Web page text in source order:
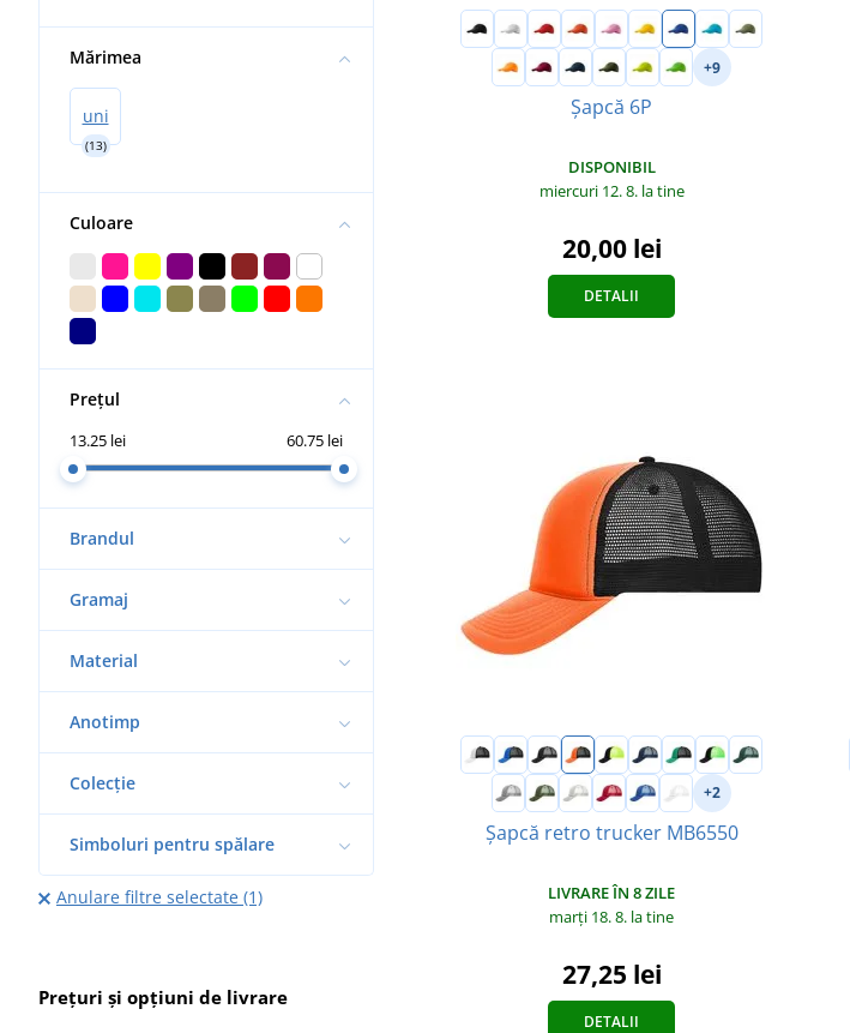
Mărimea
uni
(13)
Culoare
Prețul
13.25 lei 60.75 lei
Brandul
Gramaj
Material
Anotimp
Colecție
Simboluri pentru spălare
Anulare filtre selectate (1)
Prețuri și opțiuni de livrare
+9
Șapcă 6P
DISPONIBIL
miercuri 12. 8. la tine
20,00 lei
DETALII
+2
Șapcă retro trucker MB6550
LIVRARE ÎN 8 ZILE
marți 18. 8. la tine
27,25 lei
DETALII